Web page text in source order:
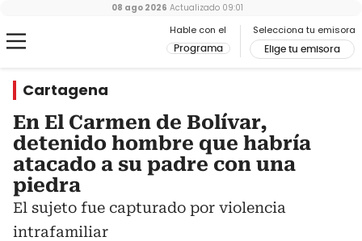
Hable con el
Programa
Selecciona tu emisora
Elige tu emisora
08 ago 2026 Actualizado 09:01
Cartagena
En El Carmen de Bolívar,
detenido hombre que habría
atacado a su padre con una
piedra
El sujeto fue capturado por violencia
intrafamiliar